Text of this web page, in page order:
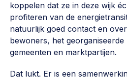
Werken aan de wijk, ABCD,
Weerbare gemeenschappen
Voorbereiden op crisis,
ontmoetingsplekken >
Buurtenergie
koppelen dat ze in deze wijk
profiteren van de
natuurlijk goed contact en
bewoners, het georganiseerde
gemeenten en marktpartijen.
Dat lukt. Er is een